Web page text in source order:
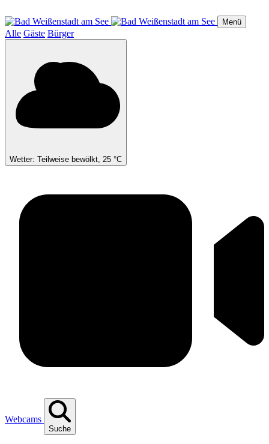
zum
Inhalt
Menü
Alle Gäste Bürger
Wetter: Teilweise bewölkt, 25 °C
Webcams
Suche